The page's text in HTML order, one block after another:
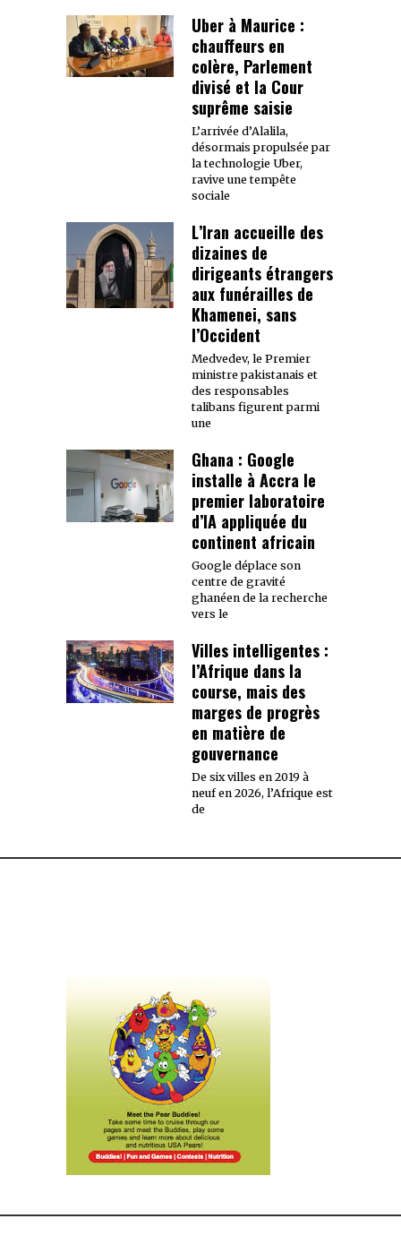
Uber à Maurice :
chauffeurs en
colère, Parlement
divisé et la Cour
suprême saisie
L’arrivée d’Alalila,
désormais propulsée par
la technologie Uber,
ravive une tempête
sociale
L’Iran accueille des
dizaines de
dirigeants étrangers
aux funérailles de
Khamenei, sans
l’Occident
Medvedev, le Premier
ministre pakistanais et
des responsables
talibans figurent parmi
une
Ghana : Google
installe à Accra le
premier laboratoire
d’IA appliquée du
continent africain
Google déplace son
centre de gravité
ghanéen de la recherche
vers le
Villes intelligentes :
l’Afrique dans la
course, mais des
marges de progrès
en matière de
gouvernance
De six villes en 2019 à
neuf en 2026, l’Afrique est
de